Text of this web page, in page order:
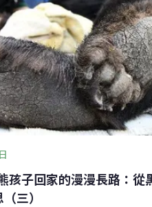
孩子回家的漫漫長路：
三）